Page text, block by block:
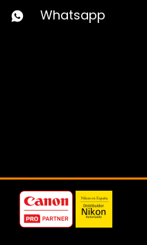
Whatsapp